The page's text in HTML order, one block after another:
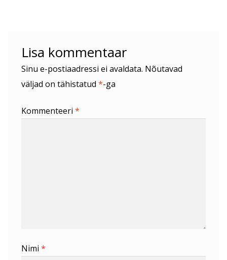
Lisa kommentaar
Sinu e-postiaadressi ei avaldata. Nõutavad
väljad on tähistatud *-ga
Kommenteeri *
Nimi *